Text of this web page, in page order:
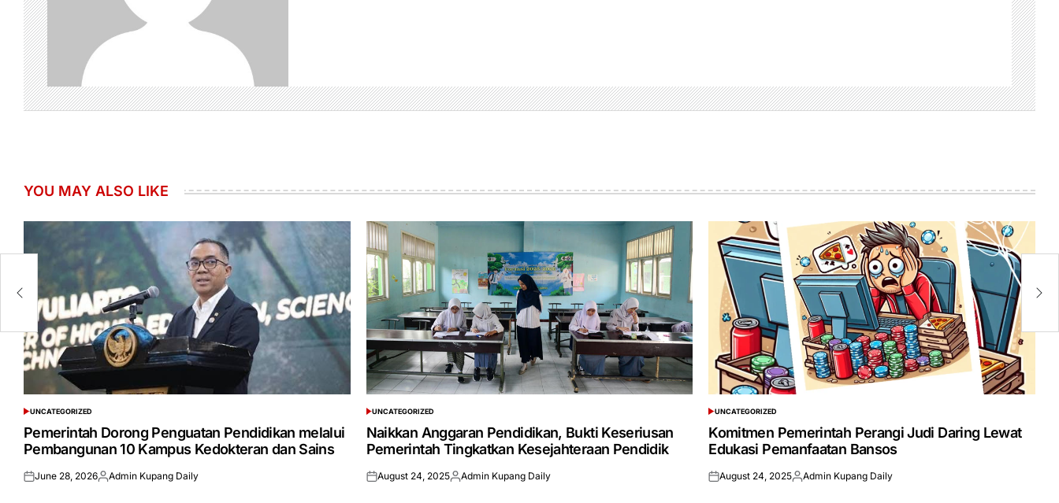
YOU MAY ALSO LIKE
POSTED
IN
UNCATEGORIZED
Pemerintah Dorong Penguatan Pendidikan melalui
Pembangunan 10 Kampus Kedokteran dan Sains
Posted
June 28, 2026Posted
Admin Kupang Daily
POSTED
IN
UNCATEGORIZED
Naikkan Anggaran Pendidikan, Bukti Keseriusan
Pemerintah Tingkatkan Kesejahteraan Pendidik
Posted
August 24, 2025Posted
Admin Kupang Daily
POSTED
IN
UNCATEGORIZED
Komitmen Pemerintah Perangi Judi Daring Lewat
Edukasi Pemanfaatan Bansos
Posted
August 24, 2025Posted
Admin Kupang Daily